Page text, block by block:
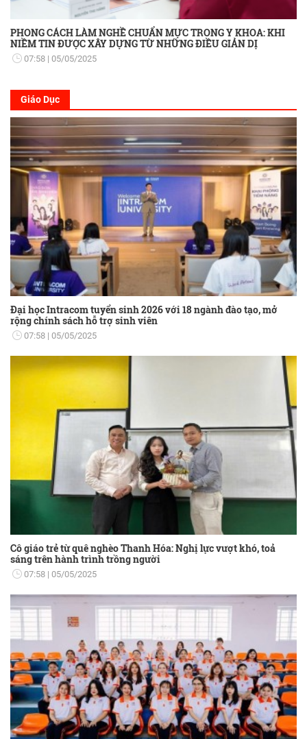
PHONG CÁCH LÀM NGHỀ CHUẨN MỰC TRONG Y KHOA: KHI
NIỀM TIN ĐƯỢC XÂY DỰNG TỪ NHỮNG ĐIỀU GIẢN DỊ
07:58 05/05/2025
Giáo Dục
Đại học Intracom tuyển sinh 2026 với 18 ngành đào tạo, mở
rộng chính sách hỗ trợ sinh viên
07:58 05/05/2025
Cô giáo trẻ từ quê nghèo Thanh Hóa: Nghị lực vượt khó, toả
sáng trên hành trình trồng người
07:58 05/05/2025